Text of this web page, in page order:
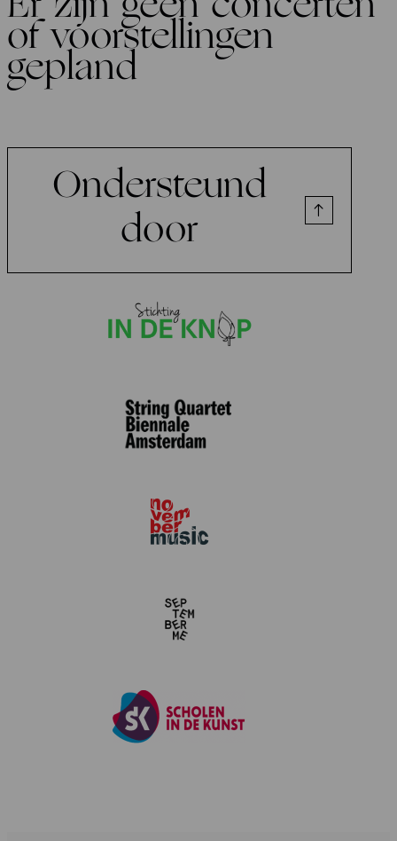
Er zijn geen concerten
of voorstellingen
gepland
Ondersteund
door